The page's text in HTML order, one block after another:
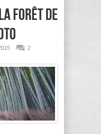
forêt de
2